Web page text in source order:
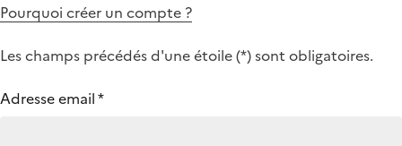
Pourquoi créer un compte ?
Les champs précédés d'une étoile (*) sont obligatoires.
Adresse email*